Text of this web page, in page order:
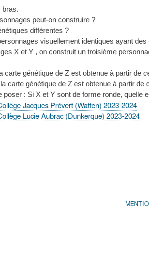
peut-on construire ?
différentes ?
visuellement identiques ayant
X et Y , on construit un troisième
génétique de Z est obtenue à partir de
carte génétique de Z est obtenue à partir
: Si X et Y sont de forme ronde, quelle
Jacques Prévert (Watten) 2023-2024
Lucie Aubrac (Dunkerque) 2023-2024